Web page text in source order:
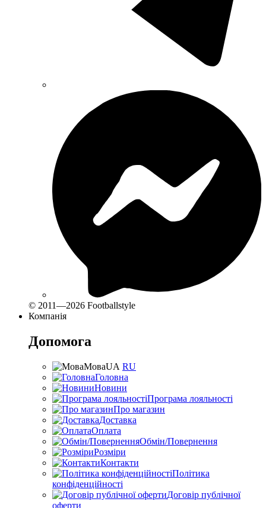
© 2011—2026 Footballstyle
Компанія
Допомога
МоваUA RU
Головна
Новини
Програма лояльності
Про магазин
Доставка
Оплата
Обмін/Повернення
Розміри
Контакти
Політика
конфіденційності
Договір публічної
оферти